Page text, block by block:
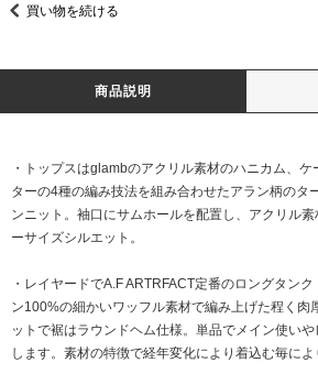
買い物を続ける
商品説明
・トップスはglambのアクリル素材のハニカム、
ターの4種の編み技法を組み合わせたアラン柄のタ
ンニット。袖口にサムホールを配置し、アクリル
ーサイズシルエット。
・レイヤードでA.F ARTRFACT定番のロングタン
ン100%の細かいワッフル素材で編み上げた程く肉
ットで裾はラウンドヘム仕様。単品でメイン使い
します。素材の特徴で経年変化により着込む毎によ